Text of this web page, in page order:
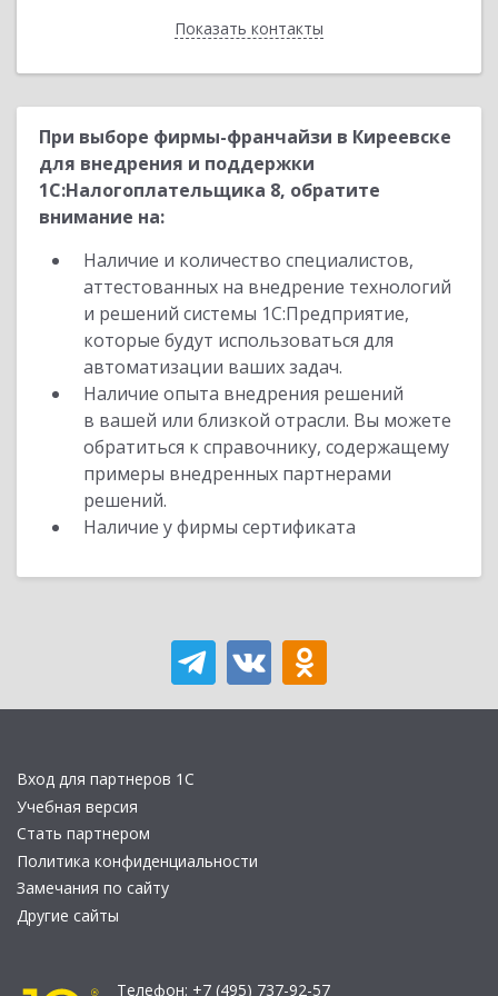
Показать контакты
Назад
При выборе фирмы-франчайзи в Киреевске
для внедрения и поддержки
1С:Налогоплательщика 8, обратите
внимание на:
Наличие и количество специалистов,
аттестованных на внедрение технологий
и решений системы 1С:Предприятие,
которые будут использоваться для
автоматизации ваших задач.
Наличие опыта внедрения решений
в вашей или близкой отрасли. Вы можете
обратиться к справочнику, содержащему
примеры внедренных партнерами
решений.
Наличие у фирмы сертификата
Вход для партнеров 1С
Учебная версия
Стать партнером
Политика конфиденциальности
Замечания по сайту
Другие сайты
Телефон: +7 (495) 737-92-57